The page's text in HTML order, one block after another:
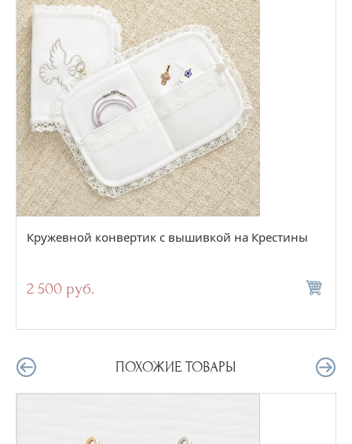
Кружевной конвертик с вышивкой на Крестины
2 500 руб.
ПОХОЖИЕ ТОВАРЫ